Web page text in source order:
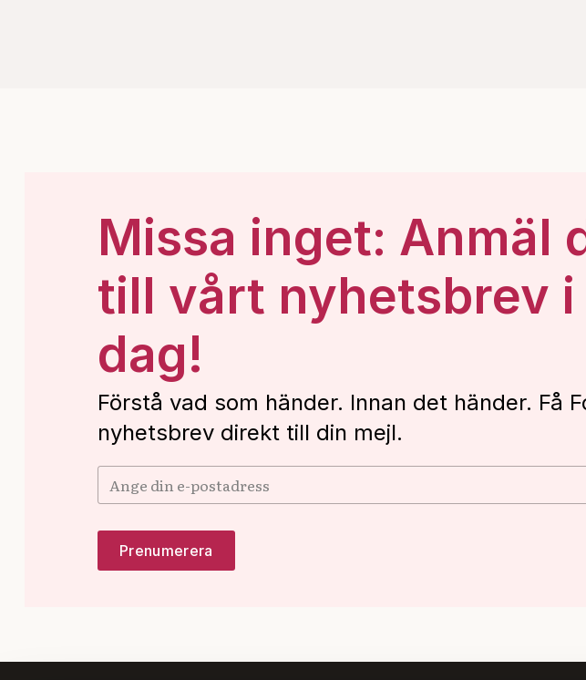
Missa inget: Anmäl
till vårt nyhetsbrev i
dag!
Förstå vad som händer. Innan det händer. Få
nyhetsbrev direkt till din mejl.